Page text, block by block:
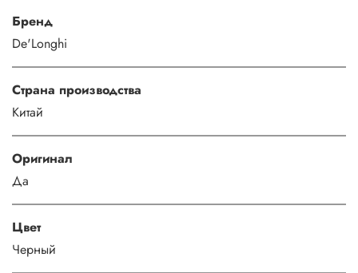
Бренд
De'Longhi
Страна производства
Китай
Оригинал
Да
Цвет
Черный